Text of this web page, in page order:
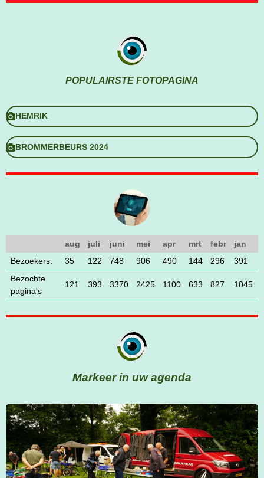
POPULAIRSTE FOTOPAGINA
HEMRIK
BROMMERBEURS 2024
aug juli juni mei apr mrt febr
jan
Bezoekers:
35 122 748 906 490 144 296
391
Bezochte
pagina's
121 393 3370 2425 1100 633 827 1045
Markeer in uw agenda